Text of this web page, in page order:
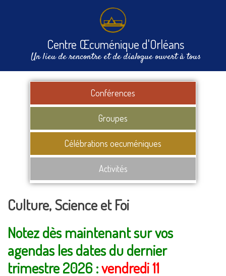
Centre Œcuménique d'Orléans
Un lieu de rencontre et de dialogue ouvert à tous
Conférences
Groupes
Célébrations oecuméniques
Activités
Culture, Science et Foi
Notez dès maintenant sur vos
agendas les dates du dernier
trimestre 2026 :vendredi 11